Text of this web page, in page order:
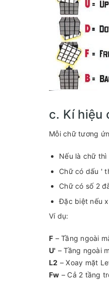
c. Kí hiệu
Mỗi chữ tương
Nếu là chữ
Chữ có dấu '
Chữ có số 2
Đặc biệt nếu
Ví dụ:
F – Tầng ngoài
U' – Tầng ngoài
L2 – Xoay mặt
Fw – Cả 2 tầng